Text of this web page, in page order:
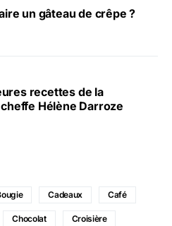
un gâteau de crêpe ?
recettes de la
Hélène Darroze
Cadeaux Café
Chocolat Croisière